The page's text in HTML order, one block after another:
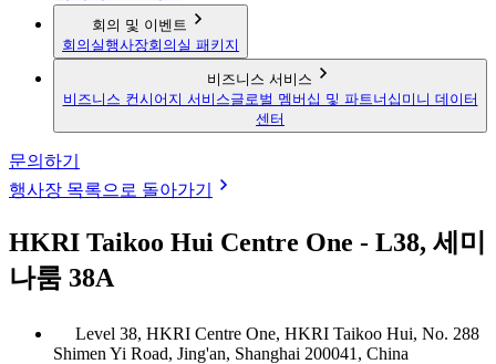
회의 및 이벤트
회의실행사장회의실 패키지
비즈니스 서비스
비즈니스 컨시어지 서비스글로벌 멤버십 및 파트너십 미니 데이터
센터
문의하기
행사장 목록으로 돌아가기
HKRI Taikoo Hui Centre One - L38, 세미
나룸 38A
Level 38, HKRI Centre One, HKRI Taikoo Hui, No. 288
Shimen Yi Road, Jing'an, Shanghai 200041, China